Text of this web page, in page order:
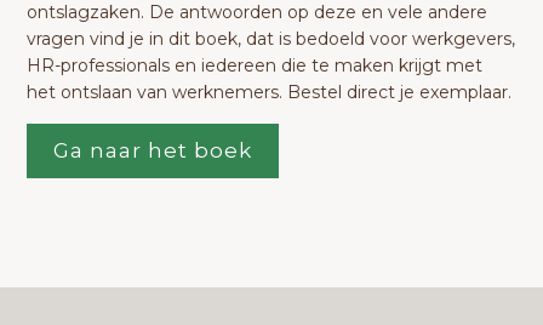
ontslagzaken. De antwoorden op deze en vele andere
vragen vind je in dit boek, dat is bedoeld voor werkgevers,
HR-professionals en iedereen die te maken krijgt met
het ontslaan van werknemers. Bestel direct je exemplaar.
Ga naar het boek